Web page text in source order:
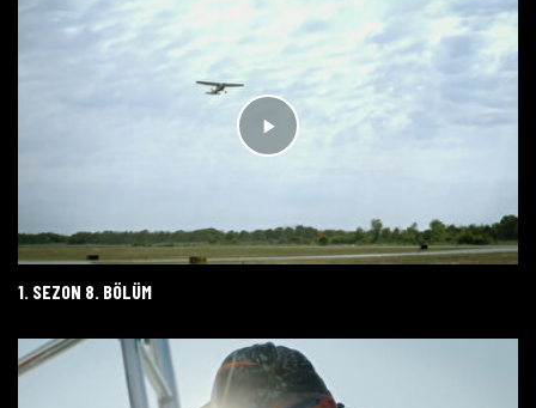
1. SEZON 8. BÖLÜM